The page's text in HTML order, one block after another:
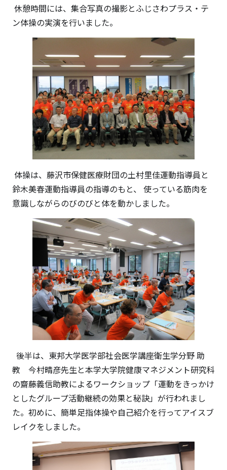
休憩時間には、集合写真の撮影とふじさわプラス・テ
ン体操の実演を行いました。
体操は、藤沢市保健医療財団の土村里佳運動指導員と
鈴木美春運動指導員の指導のもと、 使っている筋肉を
意識しながらのびのびと体を動かしました。
後半は、東邦大学医学部社会医学講座衛生学分野 助
教 今村晴彦先生と本学大学院健康マネジメント研究科
の齋藤義信助教によるワークショップ「運動をきっかけ
としたグループ活動継続の効果と秘訣」が行われまし
た。初めに、簡単足指体操や自己紹介を行ってアイスブ
レイクをしました。